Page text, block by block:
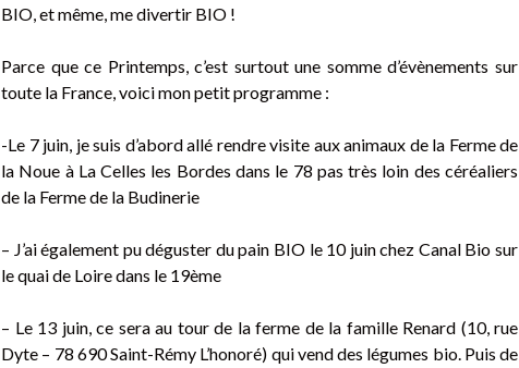
BIO, et même, me divertir BIO !
Parce que ce Printemps, c’est surtout une somme d’évènements sur
toute la France, voici mon petit programme :
-Le 7 juin, je suis d’abord allé rendre visite aux animaux de la Ferme de
la Noue à La Celles les Bordes dans le 78 pas très loin des céréaliers
de la Ferme de la Budinerie
– J’ai également pu déguster du pain BIO le 10 juin chez Canal Bio sur
le quai de Loire dans le 19ème
– Le 13 juin, ce sera au tour de la ferme de la famille Renard (10, rue
Dyte – 78 690 Saint-Rémy L’honoré) qui vend des légumes bio. Puis de